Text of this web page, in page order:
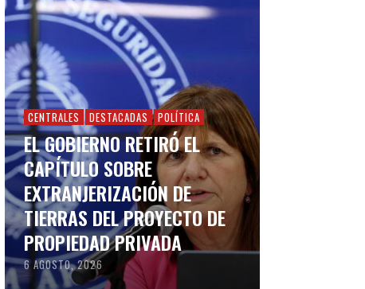
CENTRALES DESTACADAS POLÍTICA
EL GOBIERNO RETIRÓ EL
CAPÍTULO SOBRE
EXTRANJERIZACIÓN DE
TIERRAS DEL PROYECTO DE
PROPIEDAD PRIVADA
6 AGOSTO, 2026